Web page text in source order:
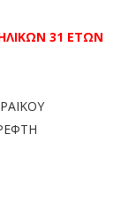
31 ΕΤΩΝ